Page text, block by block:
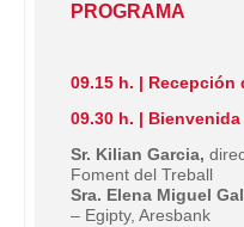
PROGRAMA
09.15 h. | Recepción
09.30 h. | Bienvenida
Sr. Kilian Garcia,
Foment del Treball
Sra. Elena Miguel
– Egipty, Aresbank